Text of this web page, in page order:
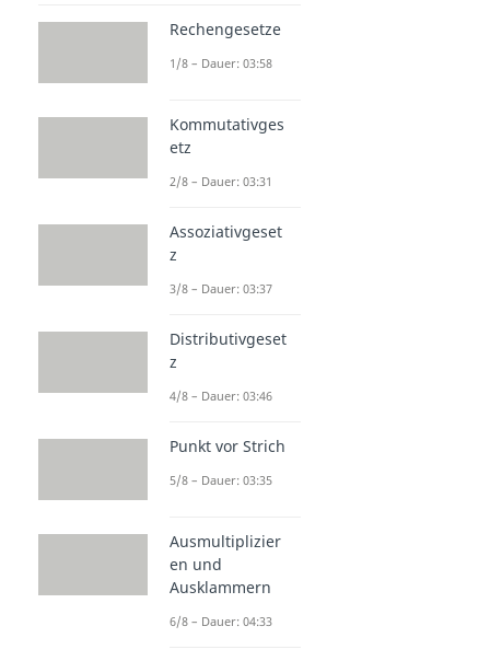
Rechengesetze
1/8 – Dauer: 03:58
Kommutativges
etz
2/8 – Dauer: 03:31
Assoziativgeset
z
3/8 – Dauer: 03:37
Distributivgeset
z
4/8 – Dauer: 03:46
Punkt vor Strich
5/8 – Dauer: 03:35
Ausmultiplizier
en und
Ausklammern
6/8 – Dauer: 04:33